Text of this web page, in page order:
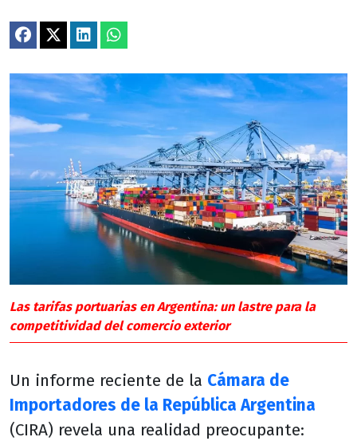
Las tarifas portuarias en Argentina: un lastre para la
competitividad del comercio exterior
Un informe reciente de la Cámara de
Importadores de la República Argentina
(CIRA) revela una realidad preocupante: